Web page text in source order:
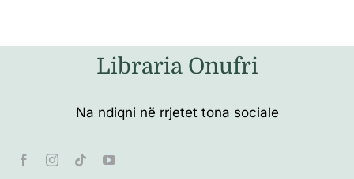
Libraria Onufri
Na ndiqni në rrjetet tona sociale